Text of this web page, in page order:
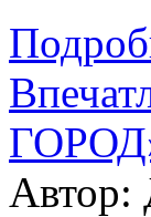
Автор: